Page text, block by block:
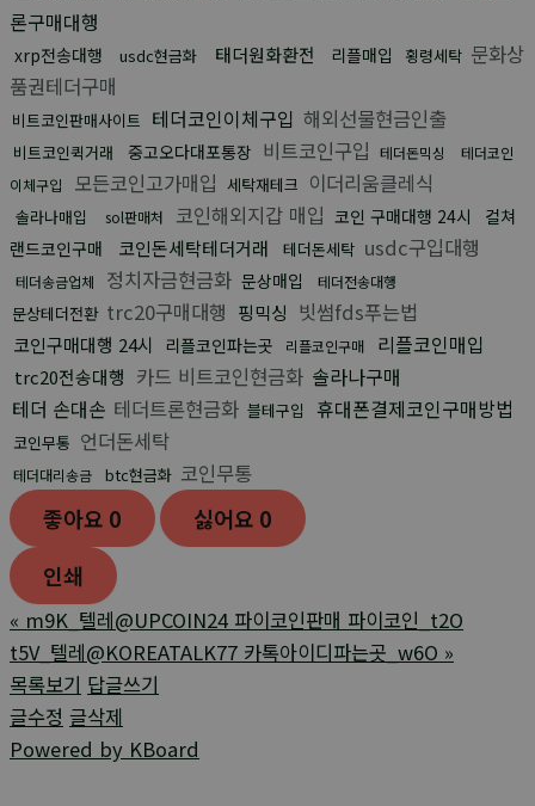
론구매대행
xrp전송대행 usdc현금화 태더원화환전 리플매입 횡령세탁 문화상
품권테더구매
비트코인판매사이트 테더코인이체구입 해외선물현금인출
비트코인퀵거래 중고오다대포통장 비트코인구입 테더돈믹싱
테더코인
이체구입
모든코인고가매입 세탁재테크 이더리움클레식
솔라나매입 sol판매처 코인해외지갑 매입 코인 구매대행 24시
컬쳐
랜드코인구매
코인돈세탁테더거래 테더돈세탁 usdc구입대행
테더송금업체 정치자금현금화 문상매입 테더전송대행
문상테더전환 trc20구매대행 핑믹싱 빗썸fds푸는법
코인구매대행 24시 리플코인파는곳 리플코인구매 리플코인매입
trc20전송대행 카드 비트코인현금화 솔라나구매
테더 손대손 테더트론현금화 블테구입 휴대폰결제코인구매방법
코인무통 언더돈세탁
테더대리송금 btc현금화 코인무통
좋아요 0 싫어요 0
인쇄
« m9K_텔레@UPCOIN24 파이코인판매 파이코인_t2O
t5V_텔레@KOREATALK77 카톡아이디파는곳_w6O »
목록보기 답글쓰기
글수정 글삭제
Powered by KBoard